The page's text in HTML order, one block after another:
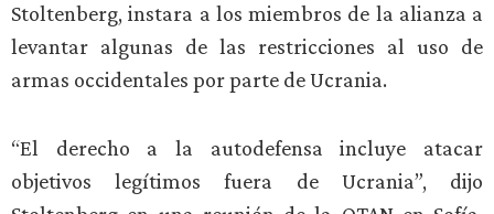
Stoltenberg, instara a los miembros de la alianza a
levantar algunas de las restricciones al uso de
armas occidentales por parte de Ucrania.
“El derecho a la autodefensa incluye atacar
objetivos legítimos fuera de Ucrania”, dijo